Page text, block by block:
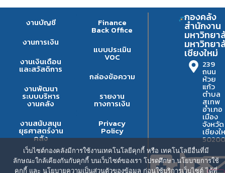
งานบัญชี
งานการเงิน
งานเงินเดือน
และสวัสดิการ
งานพัฒนา
ระบบบริหาร
งานคลัง
งานสนับสนุน
ยุธศาสตร์งาน
คลัง
Finance
Back Office
แบบประเมิน
VOC
กล่องข้อความ
รายงาน
ทางการเงิน
Privacy
Policy
กองคลัง
สำนักงาน
มหาวิทยา
มหาวิทยา
เชียงใหม่
239
ถนน
ห้วย
แก้ว
ตำบล
สุเทพ
อำเภอ
เมือง
จังหวัด
เชียงใ
50200
เว็บไซต์กองคลังมีการใช้งานเทคโนโลยีคุกกี้ หรือ เทคโนโลยีอื่นที่มี
ลักษณะใกล้เคียงกันกับคุกกี้ บนเว็บไซต์ของเรา โปรดศึกษา นโยบายการใช้
คุกกี้ และ นโยบายความเป็นส่วนตัวของข้อมูล ก่อนใช้บริการเว็บไซต์ ได้ที่